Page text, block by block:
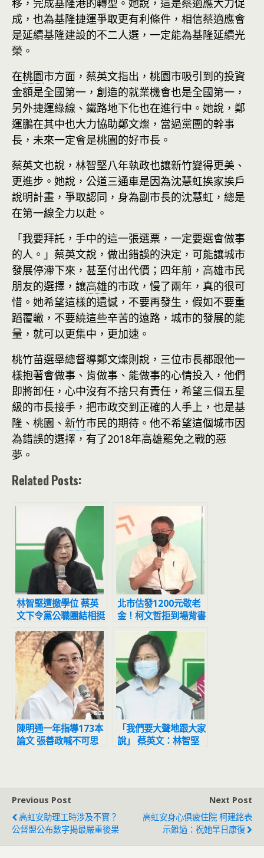
移，完成基隆港的轉型。她說，這是蔡適應大力促
成，也為基隆捷運爭取更有利條件，相信蔡適應會
是延續基隆建設的不二人選，一定能為基隆延續光
榮。
在桃園市方面，蔡英文指出，桃園市吸引到的投資
金額是全國第一，創造的就業機會也是全國第一，
另外捷運綠線、鐵路地下化也在進行中。她說，鄭
運鵬在其中也大力協助鄭文燦，當過黨團的幹事
長，未來一定會是桃園的好市長。
蔡英文也說，林智堅八年執政也讓新竹變得更美、
更進步。她說，公道三通車是因為沈慧虹挨家挨戶
說明計畫，爭取認同，身為副市長的沈慧虹，總是
在第一線全力以赴。
「我要拜託，手中的這一張選票，一定要選會做事
的人。」蔡英文說，做出錯誤的決定，可能讓城市
發展停滯下來，甚至付出代價；四年前，高雄市民
朋友的選擇，讓高雄的市政，慢了兩年，真的很可
惜。她希望這樣的遺憾，不要再發生，假如不要重
蹈覆轍，不要繞這些辛苦的遠路，城市的發展的能
量，就可以更集中，更加速。
桃竹苗選舉總督導鄭文燦則說，三位市長都跟他一
樣抱著會做事、肯做事、能做事的心情投入，他們
即將卸任，心中沒有不捨只有責任，希望三個五星
級的市長接手，把市政交到正確的人手上，也是基
隆、桃園、 新竹市民的期待。他不希望這個城市因
為錯誤的選擇，有了2018年高雄罷免之戰的惡
夢。
Related Posts:
林智堅遭撤學位 蔡英
文下令黨公職團結相挺
北市估發1200元敬老
金！柯文哲拒到場背書
黃珊珊代打
陳明通一年指導173本
論文 張善政喊不可思
「我們要大聲地跟大家
說」 蔡英文：林智堅
Previous Post
高虹安助理工時涉及不實？
公督盟公布數字揭最嚴重後果
Next Post
高虹安身心俱疲住院 柯建銘表
示難過：祝她早日康復